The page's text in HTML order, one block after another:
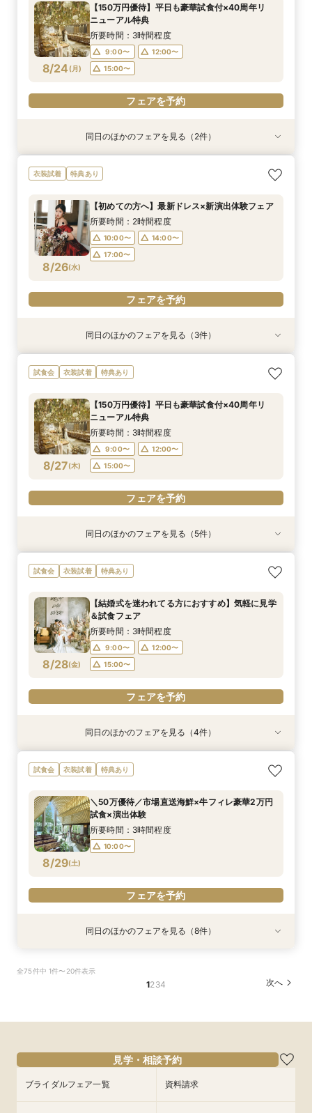
8/23(日)
10:00〜
17:00〜
フェアを予約
8/23(日)
10:00〜
17:00〜
フェアを予約
8/23(日)
10:00〜
14:00〜
フェアを予約
8/23(日)
10:00〜
14:00〜
16:00〜
18:00〜
8/23(日)
10:00〜
17:00〜
フェアを予約
8/23(日)
10:00〜
フェアを予約
8/23(日)
9:00〜
15:00〜
フェアを予約
8/23(日)
10:00〜
17:00〜
フェアを予約
8/24 (月)
【150万円優待】平日も豪華試食付×40周年リ
ニューアル特典
所要時間：3時間程度
9:00〜
12:00〜
15:00〜
フェアを予約
衣装試着 特典あり
8/24(月 )
【料理重視の方へ】豪華2万円相当フレンチ試食
付特別フェア
17:00〜
フェアを予約
8/24(月 )
＼館内ツアー／すきま時間で気軽に♪60分でゆ
るっと式場見学！
14:00〜
16:00〜
18:00〜
同日のほかのフェアを見る（2件）
衣装試着 特典あり
8/26(水)
【初めての方へ】最新ドレス×新演出体験フェア
所要時間：2時間程度
10:00〜
14:00〜
17:00〜
フェアを予約
衣装試着 特典あり
8/26(水)
【150万円優待】平日も豪華試食付×40周年リ
ニューアル特典
9:00〜
15:00〜
フェアを予約
衣装試着 特典あり
8/26(水)
【料理重視の方へ】豪華2万円相当フレンチ試食
付特別フェア
10:00〜
17:00〜
フェアを予約
8/26(水)
＼館内ツアー／すきま時間で気軽に♪60分でゆ
るっと式場見学！
10:00〜
14:00〜
16:00〜
18:00〜
同日のほかのフェアを見る（3件）
試食会 衣装試着 特典あり
8/27(木)
【150万円優待】平日も豪華試食付×40周年リ
ニューアル特典
所要時間：3時間程度
9:00〜
12:00〜
15:00〜
フェアを予約
衣装試着 特典あり
8/27(木)
【料理重視の方へ】豪華2万円相当フレンチ試食
付特別フェア
10:00〜
17:00〜
フェアを予約
8/27(木)
＼館内ツアー／すきま時間で気軽に♪60分でゆ
るっと式場見学！
10:00〜
14:00〜
16:00〜
18:00〜
衣装試着 特典あり
8/27(木)
＼50万優待／市場直送海鮮×牛フィレ豪華2万円
試食×演出体験
10:00〜
フェアを予約
衣装試着 特典あり
8/27(木)
【結婚式を迷われてる方におすすめ】気軽に見学
＆試食フェア
9:00〜
15:00〜
フェアを予約
特典あり
8/27(木)
New豪華ランチ付♪【ハワイウェディング】★相
談会
12:00〜
16:00〜
フェアを予約
同日のほかのフェアを見る（5件）
試食会 衣装試着 特典あり
8/28(金)
【結婚式を迷われてる方におすすめ】気軽に見学
＆試食フェア
所要時間：3時間程度
9:00〜
12:00〜
15:00〜
フェアを予約
衣装試着 特典あり
8/28(金)
【150万円優待】平日も豪華試食付×40周年リ
ニューアル特典
9:00〜
15:00〜
衣装試着 特典あり
8/28(金)
【料理重視の方へ】豪華2万円相当フレンチ試食
付特別フェア
10:00〜
17:00〜
8/28(金)
＼館内ツアー／すきま時間で気軽に♪60分でゆ
るっと式場見学！
10:00〜
14:00〜
16:00〜
18:00〜
衣装試着 特典あり
8/28(金)
＼50万優待／市場直送海鮮×牛フィレ豪華2万円
試食×演出体験
10:00〜
同日のほかのフェアを見る（4件）
試食会 衣装試着 特典あり
8/29(土)
＼50万優待／市場直送海鮮×牛フィレ豪華2万円
試食×演出体験
所要時間：3時間程度
10:00〜
フェアを予約
衣装試着 特典あり
8/29
お得なご祝儀内プラン誕生
フェアを予約
衣装試着 特典あり
8/29
付特別フェア
フェアを予約
8/29
教えます♪
フェアを予約
8/29
に☆
フェアを予約
8/29
るっと式場見学！
衣装試着 特典あり
8/29
付じっくり相談会
フェアを予約
衣装試着 特典あり
8/29
＆試食フェア
フェアを予約
衣装試着 特典あり
8/29
リジナルスイーツ
フェアを予約
同日のほかのフェアを見る（8件）
全75件中 1件〜20件表示
1234 次へ
見学・相談予約
ブライダルフェア一覧 資料請求